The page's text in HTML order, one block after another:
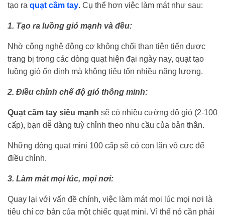
tạo ra quạt cầm tay. Cụ thể hơn việc làm mát như sau:
1. Tạo ra luồng gió mạnh và đều:
Nhờ công nghệ động cơ không chổi than tiên tiến được
trang bị trong các dòng quạt hiện đại ngày nay, quạt tạo
luồng gió ổn định mà không tiêu tốn nhiều năng lượng.
2. Điều chỉnh chế độ gió thông minh:
Quạt cầm tay siêu mạnh sẽ có nhiều cường độ gió (2-100
cấp), bạn dễ dàng tuỳ chỉnh theo nhu cầu của bản thân.
Những dòng quạt mini 100 cấp sẽ có con lăn vô cực để
điều chỉnh.
3. Làm mát mọi lúc, mọi nơi:
Quay lại với vấn đề chính, việc làm mát mọi lúc mọi nơi là
tiêu chí cơ bản của một chiếc quạt mini. Vì thế nó cần phải